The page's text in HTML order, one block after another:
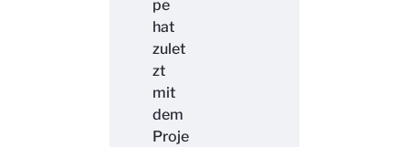
pe
hat
zulet
zt
mit
dem
Proje